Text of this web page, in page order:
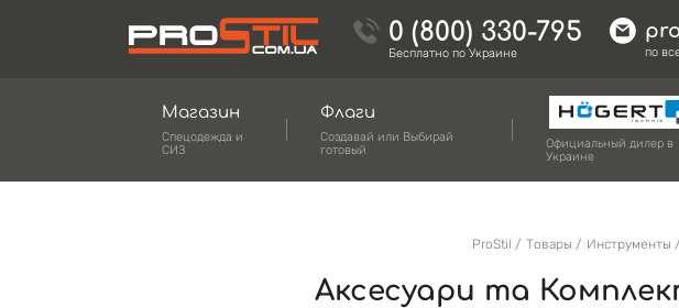
0 (800) 330-795
Бесплатно по Украине по
Магазин
Спецодежда и
СИЗ
Флаги
Создавай или Выбирай
готовый
Официальный дилер в
Украине
ProStil Товары Инструменты
Аксесуари та